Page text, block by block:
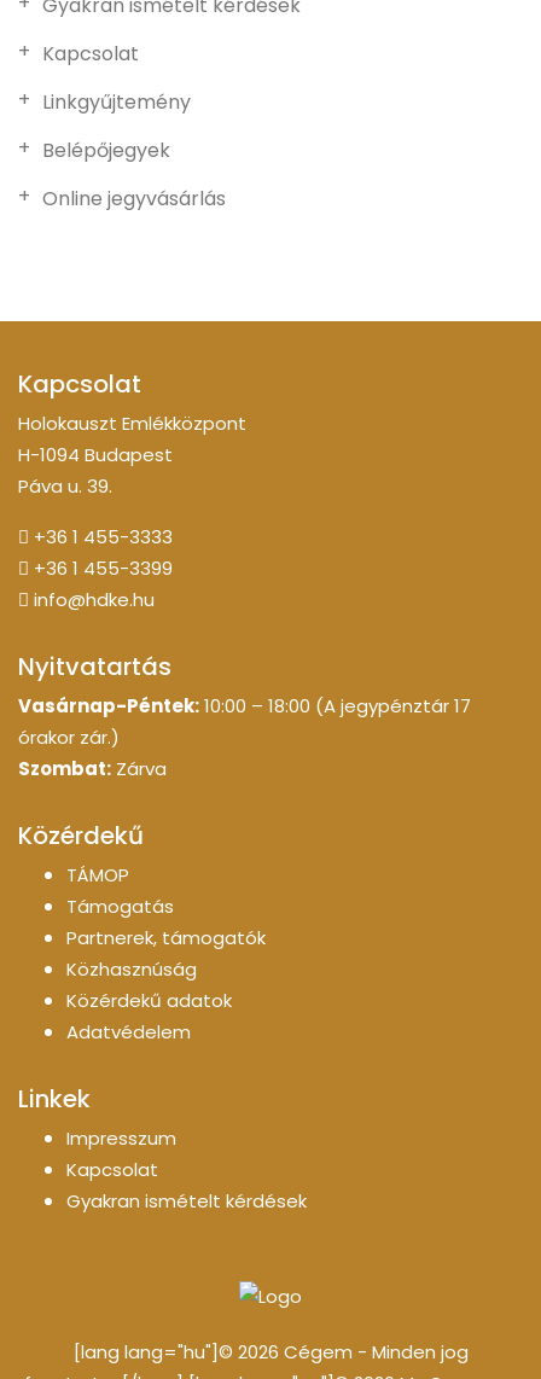
Kapcsolat
Linkgyűjtemény
Belépőjegyek
Online jegyvásárlás
Kapcsolat
Holokauszt Emlékközpont
H-1094 Budapest
Páva u. 39.
+36 1 455-3333
+36 1 455-3399
info@hdke.hu
Nyitvatartás
Vasárnap-Péntek:10:00 – 18:00 (A jegypénztár 17
órakor zár.)
Szombat: Zárva
Közérdekű
TÁMOP
Támogatás
Partnerek, támogatók
Közhasznúság
Közérdekű adatok
Adatvédelem
Linkek
Impresszum
Kapcsolat
Gyakran ismételt kérdések
[lang lang="hu"]© 2026 Cégem - Minden jog